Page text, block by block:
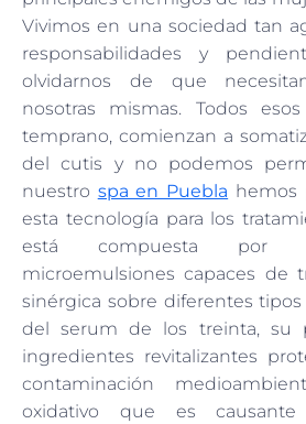
Vivimos en una sociedad tan
responsabilidades y
olvidarnos de que
nosotras mismas. Todos
temprano, comienzan a
del cutis y no podemos
nuestro spa en Puebla hemos
esta tecnología para los
está compuesta por
microemulsiones capaces de
sinérgica sobre diferentes
del serum de los treinta, su
ingredientes revitalizantes
contaminación
oxidativo que es